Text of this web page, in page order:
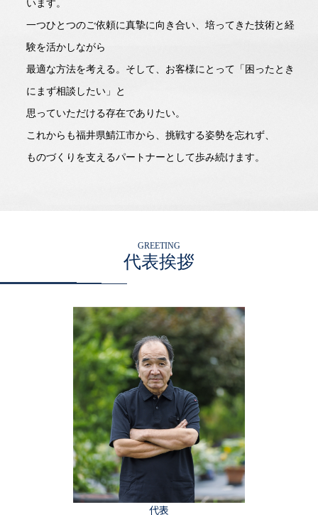
います。
一つひとつのご依頼に真摯に向き合い、培ってきた技術と経
験を活かしながら
最適な方法を考える。そして、お客様にとって「困ったとき
にまず相談したい」と
思っていただける存在でありたい。
これからも福井県鯖江市から、挑戦する姿勢を忘れず、
ものづくりを支えるパートナーとして歩み続けます。
GREETING
代表挨拶
代表